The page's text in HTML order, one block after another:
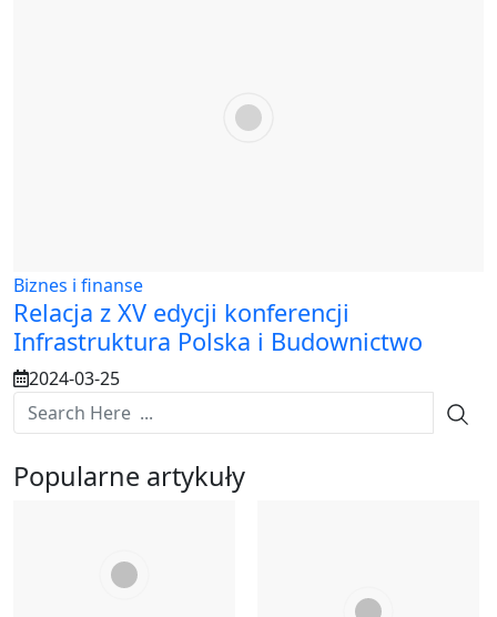
Biznes i finanse
Relacja z XV edycji konferencji
Infrastruktura Polska i Budownictwo
2024-03-25
Popularne artykuły